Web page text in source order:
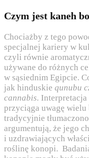
Czym jest kaneh
Chociażby z tego
specjalnej kariery w
czyli równie
używane do różnych
w sąsiednim Egipcie.
jak hinduskie qunubu
cannabis. Interpretacja
przyciąga uwagę wielu
tradycyjnie
argumentują, że jego
i uzdrawiających
roślinę konopi.